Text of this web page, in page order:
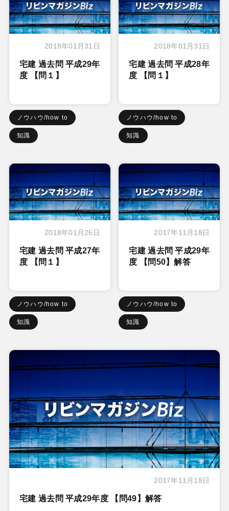
2018年01月31日
宅建 過去問 平成29年
度 【問１】
ノウハウ/how to
知識
2018年01月31日
宅建 過去問 平成28年
度 【問１】
ノウハウ/how to
知識
2018年01月26日
宅建 過去問 平成27年
度 【問１】
ノウハウ/how to
知識
2017年11月18日
宅建 過去問 平成29年
度 【問50】解答
ノウハウ/how to
知識
2017年11月18日
宅建 過去問 平成29年度 【問49】解答